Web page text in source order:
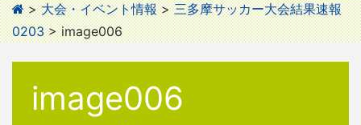
>大会・イベント情報>三多摩サッカー大会結果速報
0203>image006
image006